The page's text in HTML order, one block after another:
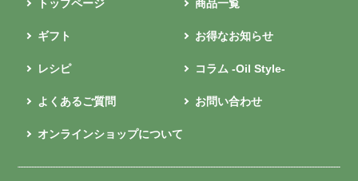
トップページ 商品一覧
ギフト お得なお知らせ
レシピ コラム -Oil Style-
よくあるご質問 お問い合わせ
オンラインショップについて